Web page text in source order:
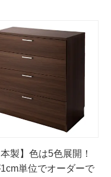
本製】色は5色展開！
単位でオーダーで